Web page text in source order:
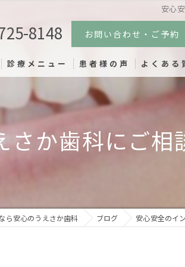
安心
8148 お問い合わせ・ご予約
診療メニュー 患者様の声 よくある
さか歯科にご相
ら安心のうえさか歯科 ブログ 安心安全のイ